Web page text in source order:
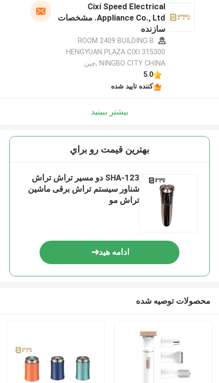
Cixi Speed Electrical
Appliance Co., Ltd. مشخصات
سازنده
ROOM 2409 BUILDING B
HENGYUAN PLAZA CIXI 315300
NINGBO CITY CHINA ,چین
5.0
کننده تایید شده
بیشتر ببینید
بهترين قيمت رو براي
SHA-123 دو مسیر تراش تراش
شناور سیستم تراش برقی ماشین
تراش مو
ادامه هید
محصولات توصیه شده